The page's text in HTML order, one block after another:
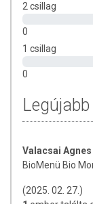
2 csillag
0
1 csillag
0
Valacsai Agnes
BioMenü Bio
(2025. 02. 27.)